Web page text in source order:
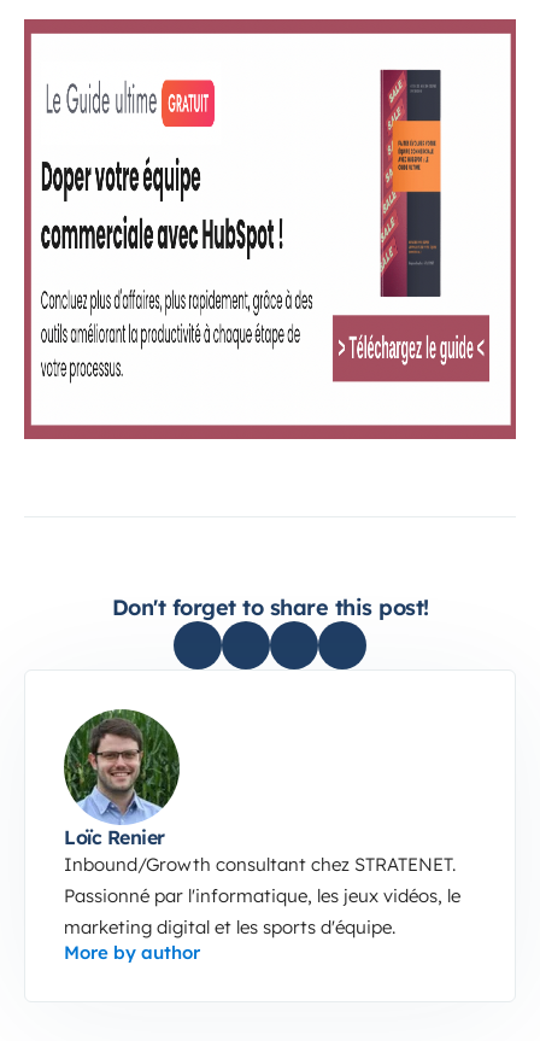
Don't forget to share this post!
Loïc Renier
Inbound/Growth consultant chez STRATENET.
Passionné par l'informatique, les jeux vidéos, le
marketing digital et les sports d'équipe.
More by author